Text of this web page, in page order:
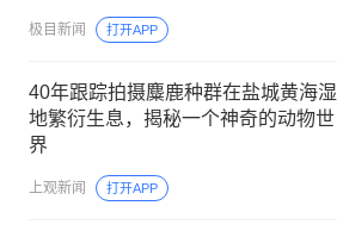
惕：务必保持安全距离
极目新闻 打开APP
40年跟踪拍摄麋鹿种群在盐城黄海湿
地繁衍生息，揭秘一个神奇的动物世
界
上观新闻 打开APP